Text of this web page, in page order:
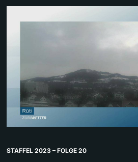
STAFFEL 2023 – FOLGE 20